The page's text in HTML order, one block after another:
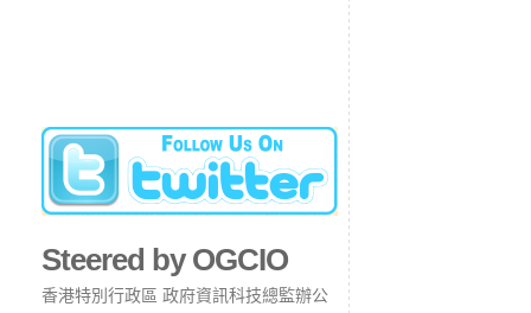
Steered by OGCIO
香港特別行政區 政府資訊科技總監辦公